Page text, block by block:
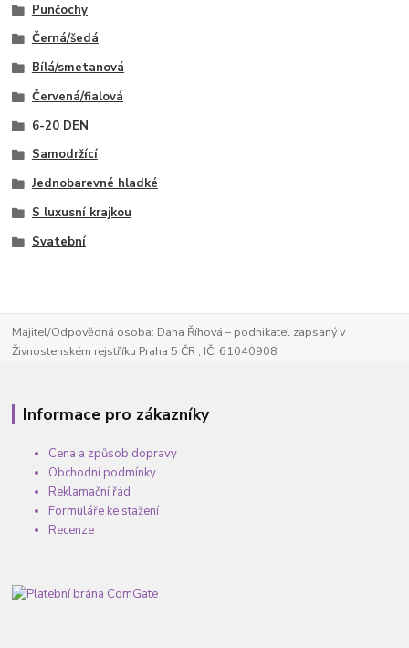
Punčochy
Černá/šedá
Bílá/smetanová
Červená/fialová
6-20 DEN
Samodržící
Jednobarevné hladké
S luxusní krajkou
Svatební
Majitel/Odpovědná osoba: Dana Říhová – podnikatel zapsaný v
Živnostenském rejstříku Praha 5 ČR , IČ: 61040908
Informace pro zákazníky
Cena a způsob dopravy
Obchodní podmínky
Reklamační řád
Formuláře ke stažení
Recenze